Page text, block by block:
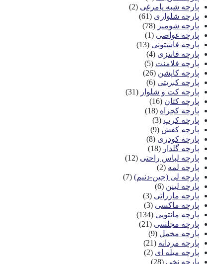
پارچه شبه پامرغی (2)
پارچه شلواری (61)
پارچه شومیز (78)
پارچه غواصی (1)
پارچه فاستونی (13)
پارچه فانتزی (4)
پارچه فلامنت (5)
پارچه کاپشن (26)
پارچه کبریتی (6)
پارچه کت و شلوار (31)
پارچه کتان (16)
پارچه کجراه (18)
پارچه کرپ (3)
پارچه کفش (9)
پارچه کودری (8)
پارچه گلدار (18)
پارچه لباس راحتی (12)
پارچه لمه (2)
پارچه لی (جین-دنیم) (7)
پارچه لینن (6)
پارچه مازراتی (3)
پارچه ماکسی (3)
پارچه مانتویی (134)
پارچه مجلسی (21)
پارچه مخمل (9)
پارچه مردانه (21)
پارچه میله ای (2)
پارچه نخی (28)